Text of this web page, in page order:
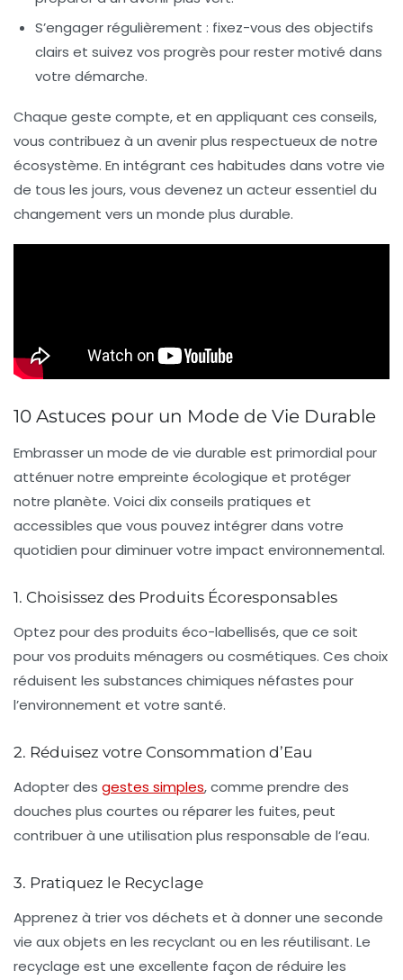
S’engager régulièrement : fixez-vous des objectifs
clairs et suivez vos progrès pour rester motivé dans
votre démarche.
Chaque geste compte, et en appliquant ces conseils,
vous contribuez à un avenir plus respectueux de notre
écosystème. En intégrant ces habitudes dans votre vie
de tous les jours, vous devenez un acteur essentiel du
changement vers un monde plus durable.
10 Astuces pour un Mode de Vie Durable
Embrasser un mode de vie durable est primordial pour
atténuer notre empreinte écologique et protéger
notre planète. Voici dix conseils pratiques et
accessibles que vous pouvez intégrer dans votre
quotidien pour diminuer votre impact environnemental.
1. Choisissez des Produits Écoresponsables
Optez pour des produits éco-labellisés, que ce soit
pour vos produits ménagers ou cosmétiques. Ces choix
réduisent les substances chimiques néfastes pour
l’environnement et votre santé.
2. Réduisez votre Consommation d’Eau
Adopter des gestes simples, comme prendre des
douches plus courtes ou réparer les fuites, peut
contribuer à une utilisation plus responsable de l’eau.
3. Pratiquez le Recyclage
Apprenez à trier vos déchets et à donner une seconde
vie aux objets en les recyclant ou en les réutilisant. Le
recyclage est une excellente façon de réduire les